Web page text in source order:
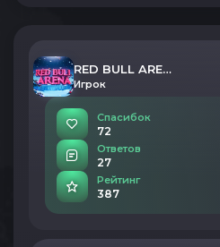
RED BULL ARENA
Игрок
Спасибок
72
Ответов
27
Рейтинг
387